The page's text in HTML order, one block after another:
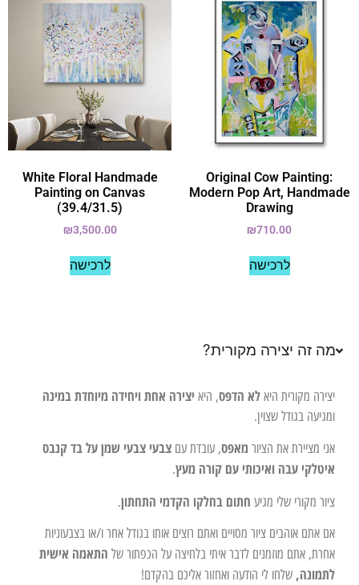
Original Cow Painting:
Modern Pop Art, Handmade
Drawing
₪710.00
לרכישה
White Floral Handmade
Painting on Canvas
(39.4/31.5)
₪3,500.00
לרכישה
מה זה יצירה מקורית?
יצירה מקורית היא לא הדפס, היא יצירה אחת ויחידה מיוחדת במינה
ומגיעה בגודל שצוין.
אני מציירת את הציור מאפס, עובדת עם צבעי צבעי שמן על בד קנבס
איטלקי עבה ואיכותי עם קורה מעץ.
ציור מקורי שלי מגיע חתום בחלקו הקדמי התחתון.
אם אתם אוהבים ציור מסויים ואתם רוצים אותו בגודל אחר ו/או בצבעוניות
אחרת, אתם מוזמנים לדבר איתי בלחיצה על הכפתור של התאמה אישית
לתמונה, שלחו לי הודעה ואחזור אליכם בהקדם!